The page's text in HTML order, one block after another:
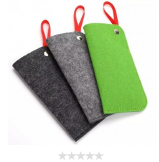
Individuelle
Werbeartikel
anfragen